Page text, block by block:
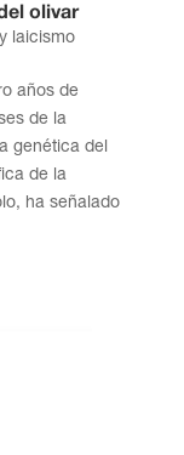
olivar
laicismo
años de
de la
genética del
de la
ha señalado